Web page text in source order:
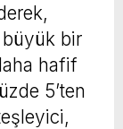
büyük bir
hafif
5’ten